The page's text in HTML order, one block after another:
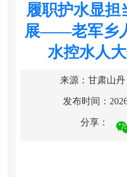
履职护水显担
展——老军乡
水控水人
来源：甘肃山丹
发布时间：
分享：